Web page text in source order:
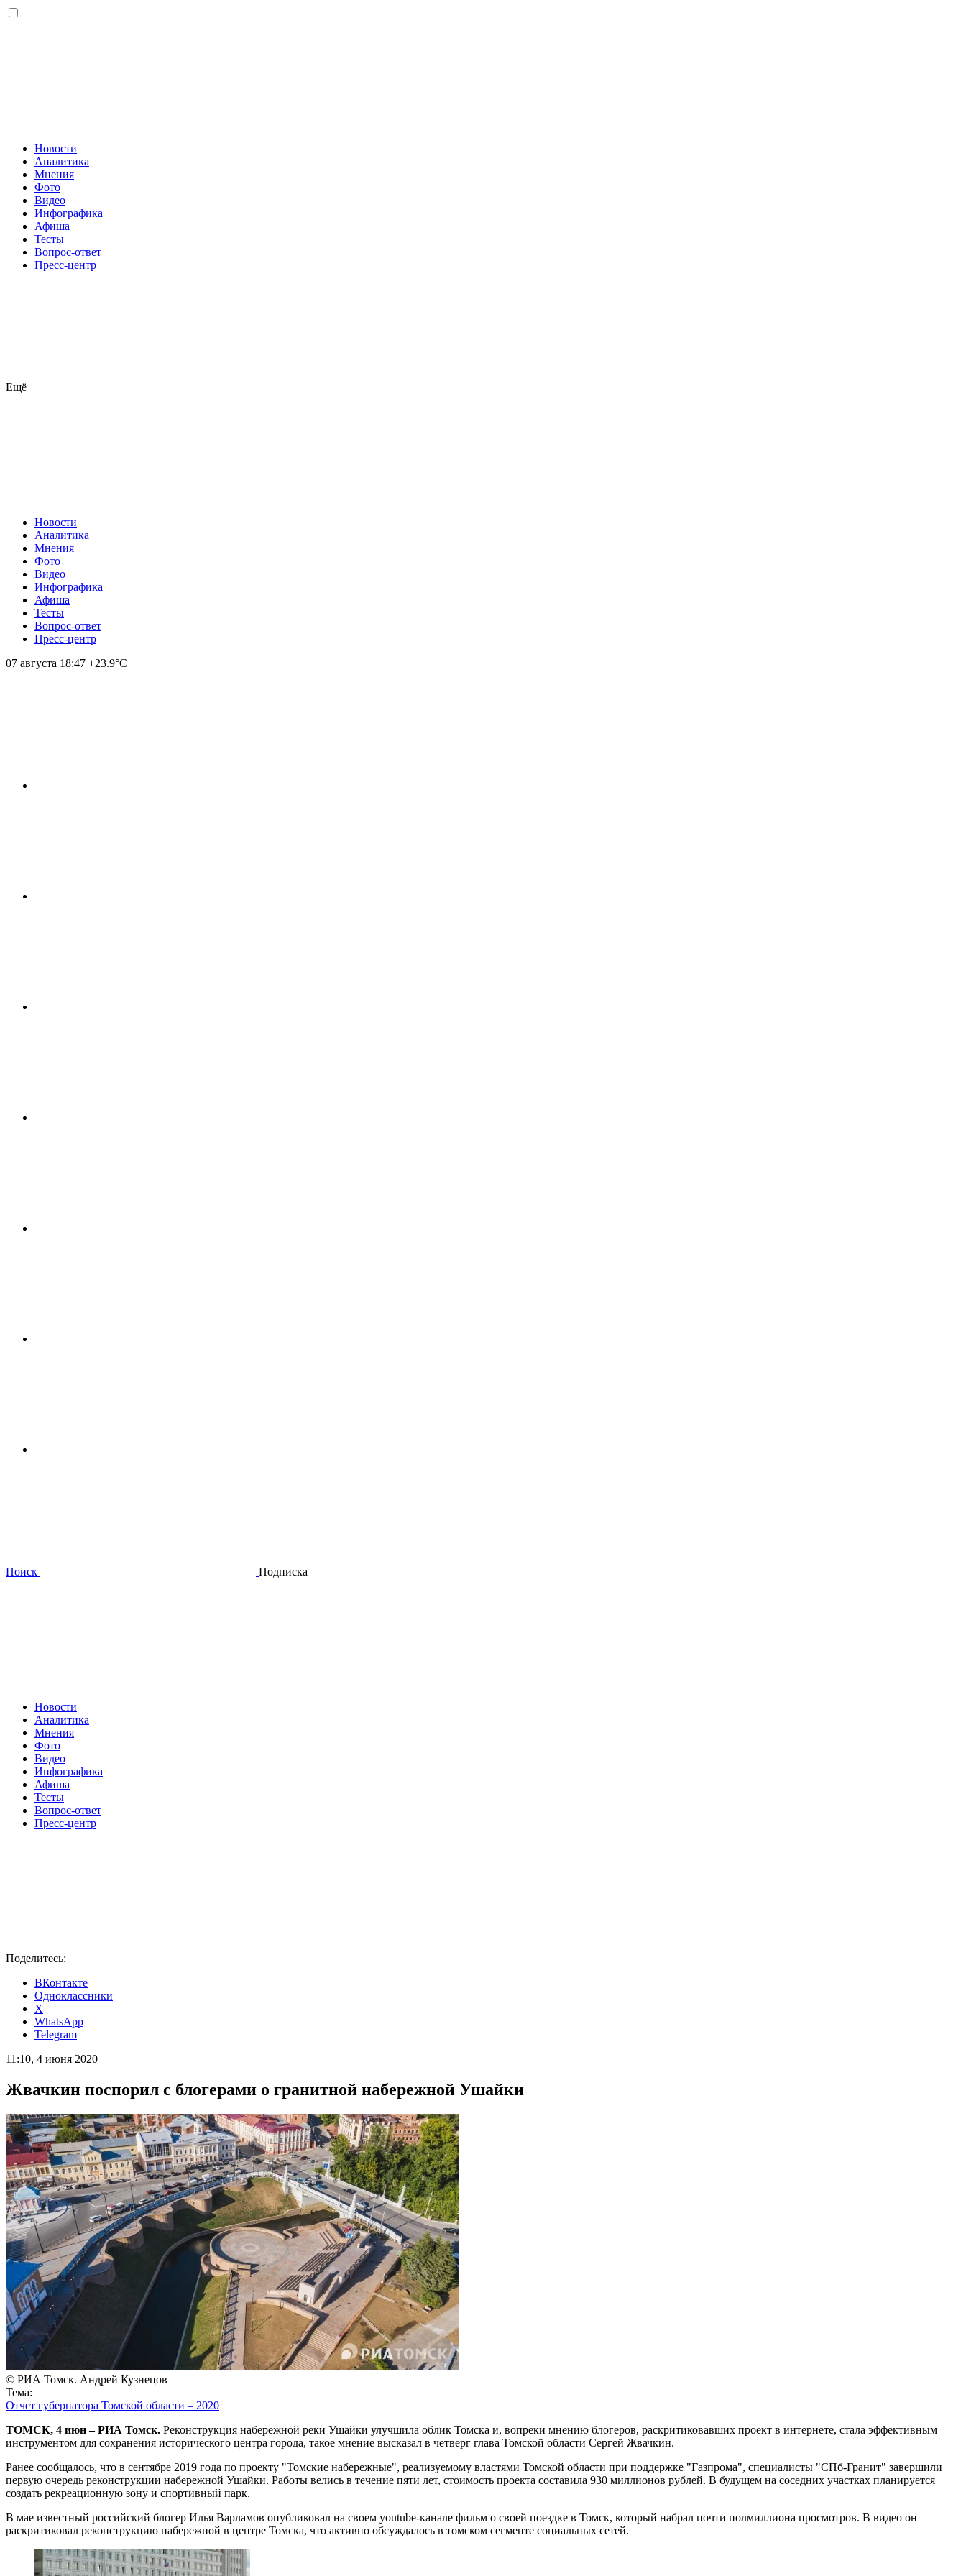
Новости
Аналитика
Мнения
Фото
Видео
Инфографика
Афиша
Тесты
Вопрос-ответ
Пресс-центр
Ещё
Новости
Аналитика
Мнения
Фото
Видео
Инфографика
Афиша
Тесты
Вопрос-ответ
Пресс-центр
07 августа 18:47 +23.9°С
Поиск Подписка
Новости
Аналитика
Мнения
Фото
Видео
Инфографика
Афиша
Тесты
Вопрос-ответ
Пресс-центр
Поделитесь:
ВКонтакте
Одноклассники
X
WhatsApp
Telegram
11:10, 4 июня 2020
Жвачкин поспорил с блогерами о гранитной набережной Ушайки
© РИА Томск. Андрей Кузнецов
Тема:
Отчет губернатора Томской области – 2020
ТОМСК, 4 июн – РИА Томск. Реконструкция набережной реки Ушайки улучшила облик Томска и, вопреки мнению блогеров, раскритиковавших проект в интернете, стала эффективным
инструментом для сохранения исторического центра города, такое мнение высказал в четверг глава Томской области Сергей Жвачкин.
Ранее сообщалось, что в сентябре 2019 года по проекту "Томские набережные", реализуемому властями Томской области при поддержке "Газпрома", специалисты "СПб-Гранит" завершили
первую очередь реконструкции набережной Ушайки. Работы велись в течение пяти лет, стоимость проекта составила 930 миллионов рублей. В будущем на соседних участках планируется
создать рекреационную зону и спортивный парк.
В мае известный российский блогер Илья Варламов опубликовал на своем youtube-канале фильм о своей поездке в Томск, который набрал почти полмиллиона просмотров. В видео он
раскритиковал реконструкцию набережной в центре Томска, что активно обсуждалось в томском сегменте социальных сетей.